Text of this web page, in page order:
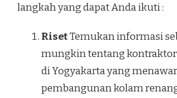
langkah yang dapat Anda ikuti :
RisetTemukan informasi
mungkin tentang
di Yogyakarta yang
pembangunan kolam